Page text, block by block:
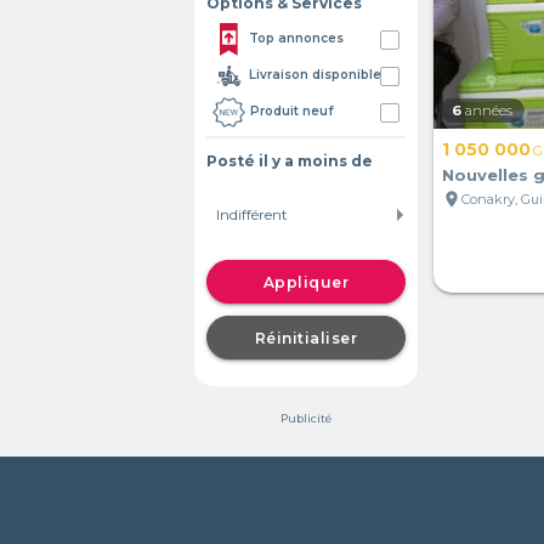
Top annonces
Livraison disponible
Produit neuf
Posté il y a moins de
Appliquer
Réinitialiser
Publicité
6 années
1 050 000
Nouvelles
location_on Conakry,